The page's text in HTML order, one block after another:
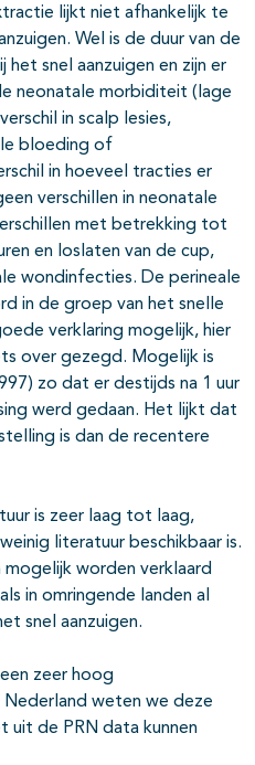
lijkt niet afhankelijk te
Wel is de duur van de
snel aanzuigen en zijn er
neonatale morbiditeit (lage
in scalp lesies,
bloeding of
in hoeveel tracties er
verschillen in neonatale
met betrekking tot
en loslaten van de cup,
wondinfecties. De perineale
in de groep van het snelle
verklaring mogelijk, hier
over gezegd. Mogelijk is
zo dat er destijds na 1 uur
werd gedaan. Het lijkt dat
is dan de recentere
is zeer laag tot laag,
literatuur beschikbaar is.
worden verklaard
in omringende landen al
snel aanzuigen.
zeer hoog
Nederland weten we deze
de PRN data kunnen